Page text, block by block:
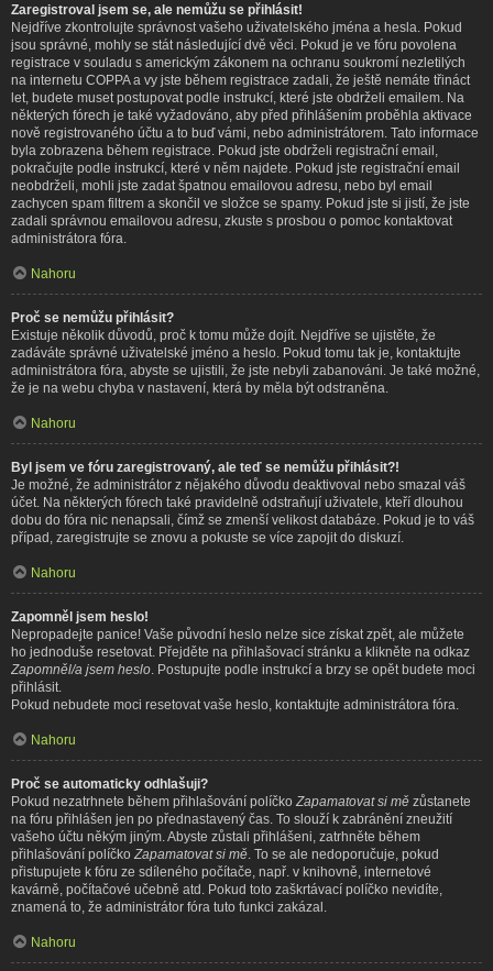
Zaregistroval jsem se, ale nemůžu se přihlásit!
Nejdříve zkontrolujte správnost vašeho uživatelského jména a hesla. Pokud
jsou správné, mohly se stát následující dvě věci. Pokud je ve fóru povolena
registrace v souladu s americkým zákonem na ochranu soukromí nezletilých
na internetu COPPA a vy jste během registrace zadali, že ještě nemáte třináct
let, budete muset postupovat podle instrukcí, které jste obdrželi emailem. Na
některých fórech je také vyžadováno, aby před přihlášením proběhla aktivace
nově registrovaného účtu a to buď vámi, nebo administrátorem. Tato informace
byla zobrazena během registrace. Pokud jste obdrželi registrační email,
pokračujte podle instrukcí, které v něm najdete. Pokud jste registrační email
neobdrželi, mohli jste zadat špatnou emailovou adresu, nebo byl email
zachycen spam filtrem a skončil ve složce se spamy. Pokud jste si jistí, že jste
zadali správnou emailovou adresu, zkuste s prosbou o pomoc kontaktovat
administrátora fóra.
Nahoru
Proč se nemůžu přihlásit?
Existuje několik důvodů, proč k tomu může dojít. Nejdříve se ujistěte, že
zadáváte správné uživatelské jméno a heslo. Pokud tomu tak je, kontaktujte
administrátora fóra, abyste se ujistili, že jste nebyli zabanováni. Je také možné,
že je na webu chyba v nastavení, která by měla být odstraněna.
Nahoru
Byl jsem ve fóru zaregistrovaný, ale teď se nemůžu přihlásit?!
Je možné, že administrátor z nějakého důvodu deaktivoval nebo smazal váš
účet. Na některých fórech také pravidelně odstraňují uživatele, kteří dlouhou
dobu do fóra nic nenapsali, čímž se zmenší velikost databáze. Pokud je to váš
případ, zaregistrujte se znovu a pokuste se více zapojit do diskuzí.
Nahoru
Zapomněl jsem heslo!
Nepropadejte panice! Vaše původní heslo nelze sice získat zpět, ale můžete
ho jednoduše resetovat. Přejděte na přihlašovací stránku a klikněte na odkaz
Zapomněl/a jsem heslo . Postupujte podle instrukcí a brzy se opět budete moci
přihlásit.
Pokud nebudete moci resetovat vaše heslo, kontaktujte administrátora fóra.
Nahoru
Proč se automaticky odhlašuji?
Pokud nezatrhnete během přihlašování políčko Zapamatovat si mě zůstanete
na fóru přihlášen jen po přednastavený čas. To slouží k zabránění zneužití
vašeho účtu někým jiným. Abyste zůstali přihlášeni, zatrhněte během
přihlašování políčko Zapamatovat si mě . To se ale nedoporučuje, pokud
přistupujete k fóru ze sdíleného počítače, např. v knihovně, internetové
kavárně, počítačové učebně atd. Pokud toto zaškrtávací políčko nevidíte,
znamená to, že administrátor fóra tuto funkci zakázal.
Nahoru